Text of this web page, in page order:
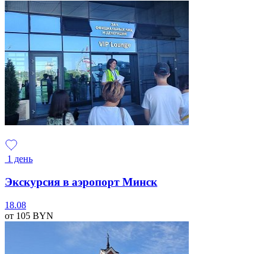
1 день
Экскурсия в аэропорт Минск
18.08
от 105 BYN